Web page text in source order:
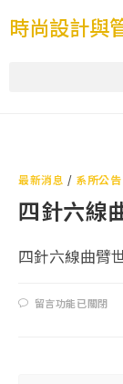
時尚設計與
最新消息 / 系所公告
四針六線
四針六線曲臂
留言功能已關閉